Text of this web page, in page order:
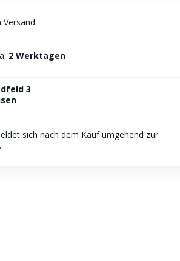
2 Werktagen
3
sich nach dem Kauf umgehend zur
.